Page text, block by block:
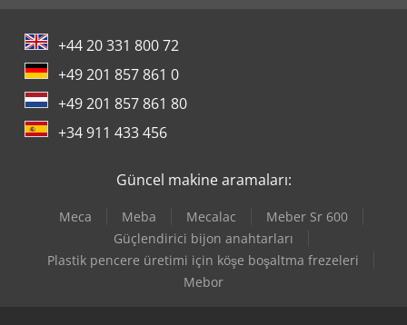
+44 20 331 800 72
+49 201 857 861 0
+49 201 857 861 80
+34 911 433 456
Güncel makine aramaları:
Meca Meba Mecalac
Meber Sr 600
Güçlendirici bijon anahtarları
Plastik pencere üretimi için köşe boşaltma frezeleri
Mebor